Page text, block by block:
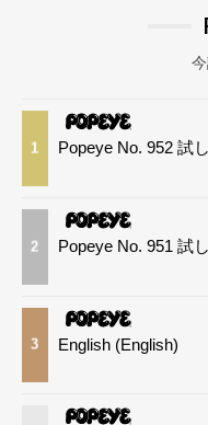
1 Popeye No. 952 試
2 Popeye No. 951 試
3 English (English)